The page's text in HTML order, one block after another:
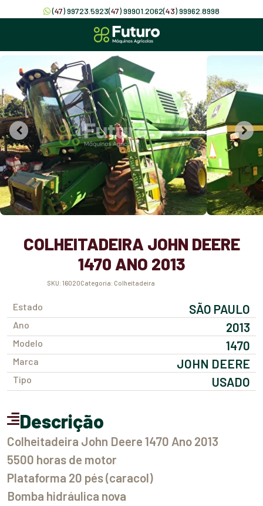
(47) 99723.5923(47) 99901.2062(43) 99962.8998
COLHEITADEIRA JOHN DEERE
1470 ANO 2013
SKU: 16020 Categoria: Colheitadeira
Estado SÃO PAULO
Ano 2013
Modelo 1470
Marca JOHN DEERE
Tipo USADO
Descrição
Colheitadeira John Deere 1470 Ano 2013
5500 horas de motor
Plataforma 20 pés (caracol)
Bomba hidráulica nova